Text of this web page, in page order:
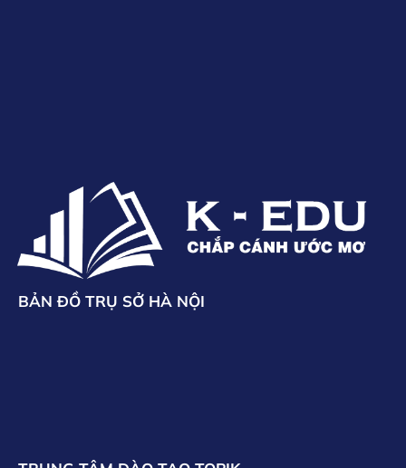
BẢN ĐỒ TRỤ SỞ HÀ NỘI